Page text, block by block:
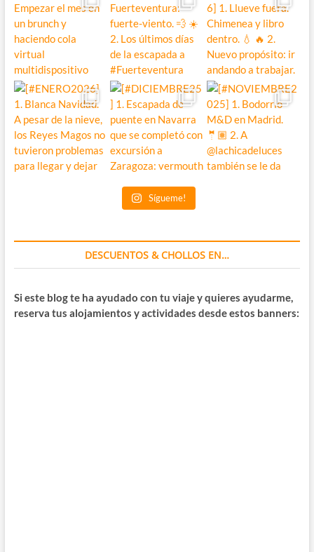
Sígueme!
DESCUENTOS & CHOLLOS EN…
Si este blog te ha ayudado con tu viaje y quieres ayudarme,
reserva tus alojamientos y actividades desde estos banners: